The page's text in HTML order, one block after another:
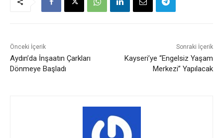
Önceki İçerik
Aydın’da İnşaatın Çarkları
Dönmeye Başladı
Sonraki İçerik
Kayseri’ye “Engelsiz Yaşam
Merkezi” Yapılacak